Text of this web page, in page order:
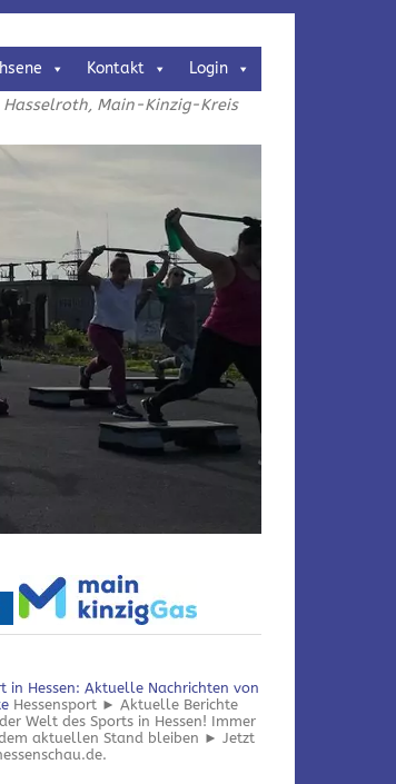
Kontakt Login
Main-Kinzig-Kreis
in Hessen: Aktuelle Nachrichten von
Hessensport ► Aktuelle Berichte
Welt des Sports in Hessen! Immer
aktuellen Stand bleiben ► Jetzt